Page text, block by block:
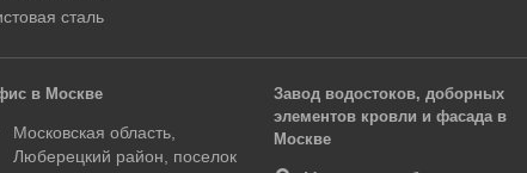
сталь
в Москве
Московская область,
Люберецкий район, поселок
Завод водостоков, доборных
элементов кровли и фасада в
Москве